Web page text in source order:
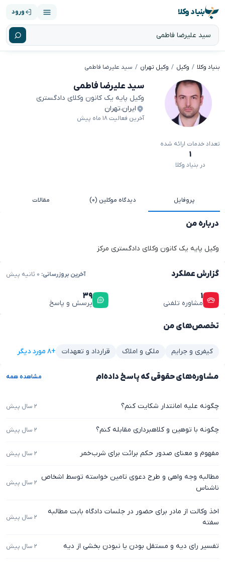
بنیاد وکلا ورود
بنیاد وکلا وکیل وکیل تهران سید علیرضا فاطمی
سید علیرضا فاطمی
وکیل پایه یک کانون وکلای دادگستری
ایران،تهران
آخرین فعالیت ۱۸ ماه پیش
تعداد خدمات ارائه شده
۱
در بنیاد وکلا
پروفایل دیدگاه موکلین (۰) مقالات
درباره من
وکیل پایه یک کانون وکلای دادگستری مرکز
گزارش عملکرد آخرین بروزرسانی:
۱
مشاوره تلفنی
۳۹
پرسش و پاسخ
تخصص‌های من
کیفری و جرایم ملکی و املاک قرارداد و تعهدات +۸ مورد دیگر
مشاوره‌های حقوقی که پاسخ داده‌ام مشاهده همه
چگونه علیه امانتدار شکایت کنم؟ ۲ سال پیش
چگونه با توهین و کلاهبرداری مقابله کنم؟ ۲ سال پیش
مفهوم و معنای صدور حکم برائت برای شرب‌خمر ۲ سال پیش
مطالبه وجه واهی و طرح دعوی تامین خواسته توسط اشخاص
ناشناس
۲ سال پیش
اخذ وکالت از مادر برای حضور در جلسات دادگاه بابت مطالبه
سفته
۲ سال پیش
تفسیر رای دیه و مستقل بودن یا نبودن بخشی از دیه ۲ سال پیش